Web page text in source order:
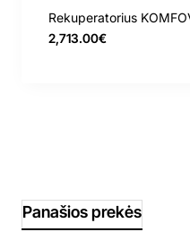
2,713.00€
Panašios prekės